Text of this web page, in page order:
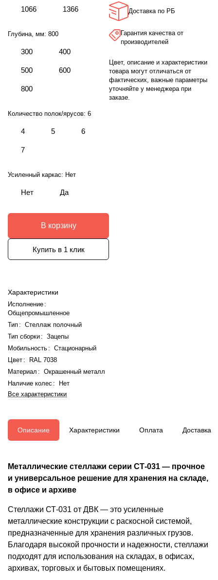
1066 1366
Глубина, мм: 800
300 400
500 600
800
Количество полок/ярусов: 6
4 5 6
7
Усиленный каркас: Нет
Нет Да
В корзину
Купить в 1 клик
Характеристики
Исполнение :
Общепромышленное
Тип : Стеллаж полочный
Тип сборки: Зацепы
Мобильность : Стационарный
Цвет :
RAL 7038
Материал : Окрашенный металл
Наличие колес :
Нет
Все характеристики
Доставка по РБ
Гарантия качества от
производителей
Цвет, описание и характеристики
товара могут отличаться от
фактических, важные параметры
уточняйте у менеджера при
заказе.
Описание Характеристики Оплата Доставка
Металлические стеллажи серии СТ-031 — прочное
и универсальное решение для хранения на складе,
в офисе и архиве
Стеллажи СТ-031 от ДВК — это усиленные
металлические конструкции с раскосной системой,
предназначенные для хранения различных грузов.
Благодаря высокой прочности и надежности, стеллажи
подходят для использования на складах, в офисах,
архивах, торговых и бытовых помещениях.